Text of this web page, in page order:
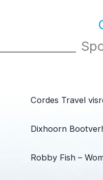
Cordes Travel
Dixhoorn
Robby Fish –